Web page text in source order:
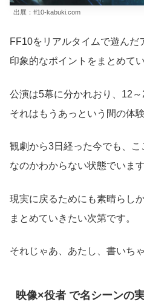
出展：ff10-kabuki.com
FF10をリアルタイムで遊んだ
印象的なポイントをまとめてい
公演は5幕に分かれおり、12
それはもうあっという間の体験
観劇から3日経った今でも、
なのかわからない状態でいます
現実に戻るためにも素晴らし
まとめていきたい次第です。
それじゃあ、あたし、書いち
映像×役者 で名シーンの